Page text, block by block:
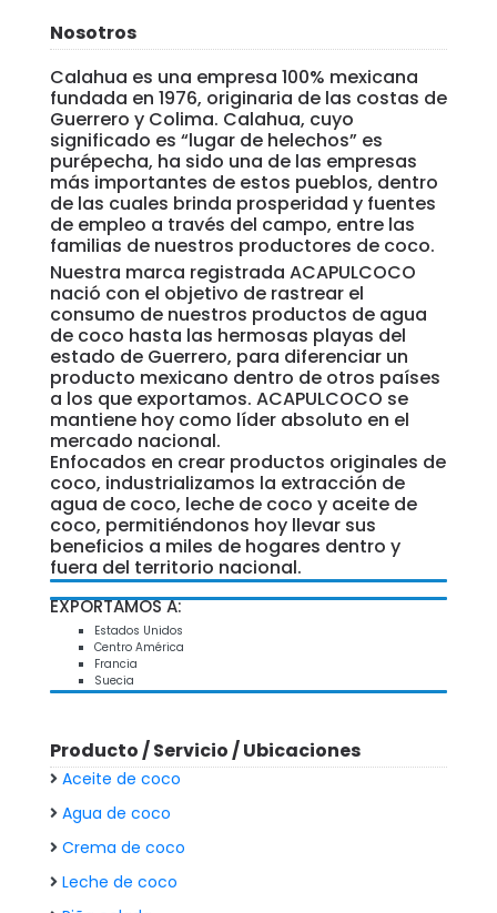
Nosotros
Calahua es una empresa 100% mexicana
fundada en 1976, originaria de las costas de
Guerrero y Colima. Calahua, cuyo
significado es “lugar de helechos” es
purépecha, ha sido una de las empresas
más importantes de estos pueblos, dentro
de las cuales brinda prosperidad y fuentes
de empleo a través del campo, entre las
familias de nuestros productores de coco.
Nuestra marca registrada ACAPULCOCO
nació con el objetivo de rastrear el
consumo de nuestros productos de agua
de coco hasta las hermosas playas del
estado de Guerrero, para diferenciar un
producto mexicano dentro de otros países
a los que exportamos. ACAPULCOCO se
mantiene hoy como líder absoluto en el
mercado nacional.
Enfocados en crear productos originales de
coco, industrializamos la extracción de
agua de coco, leche de coco y aceite de
coco, permitiéndonos hoy llevar sus
beneficios a miles de hogares dentro y
fuera del territorio nacional.
EXPORTAMOS A:
Estados Unidos
Centro América
Francia
Suecia
Producto / Servicio / Ubicaciones
Aceite de coco
Agua de coco
Crema de coco
Leche de coco